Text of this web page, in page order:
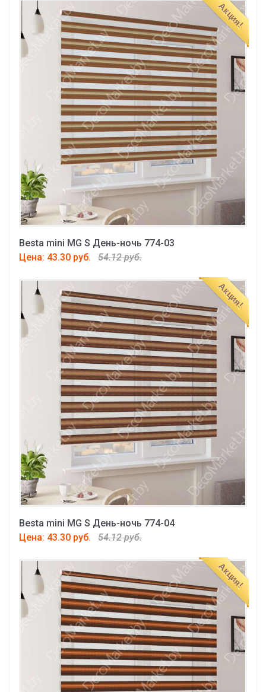
Акция!
Besta mini MG S День-ночь 774-03
Цена: 43.30 руб.
54.12 руб.
Акция!
Besta mini MG S День-ночь 774-04
Цена: 43.30 руб.
54.12 руб.
Акция!